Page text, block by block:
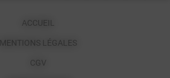
ACCUEIL
MENTIONS LÉGALES
CGV